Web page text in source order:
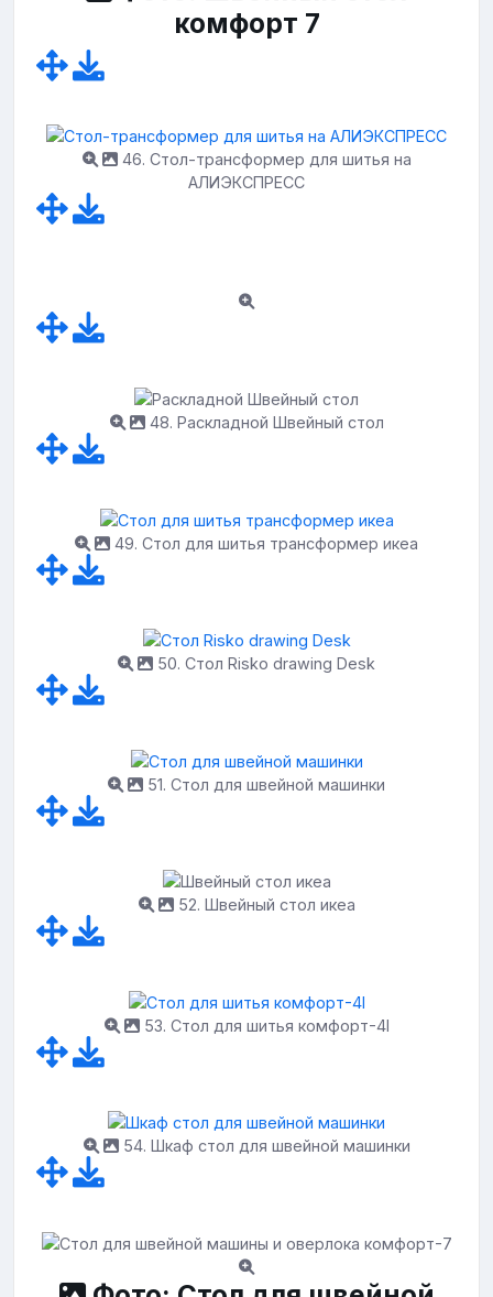
комфорт 7
46. Стол-трансформер для шитья на
АЛИЭКСПРЕСС
48. Раскладной Швейный стол
49. Стол для шитья трансформер икеа
50. Стол Risko drawing Desk
51. Стол для швейной машинки
52. Швейный стол икеа
53. Стол для шитья комфорт-4l
54. Шкаф стол для швейной машинки